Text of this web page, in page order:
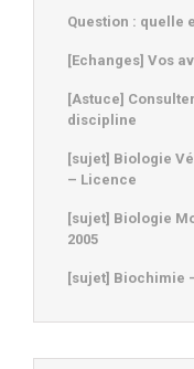
Question : quelle
[Echanges] Vos
[Astuce]
discipline
[sujet] Biologie
– Licence
[sujet] Biologie
2005
[sujet] Biochimie